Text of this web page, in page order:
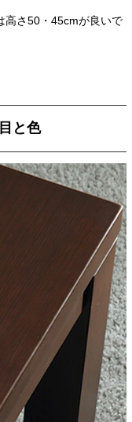
高さ50・45cmが良いで
と色